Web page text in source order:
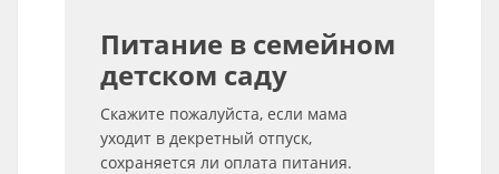
Питание в семейном
детском саду
Скажите пожалуйста, если мама
уходит в декретный отпуск,
сохраняется ли оплата питания.